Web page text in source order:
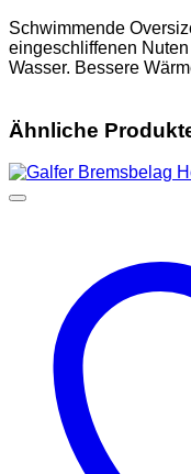
Schwimmende
eingeschliffenen
Wasser. Bessere
Ähnliche